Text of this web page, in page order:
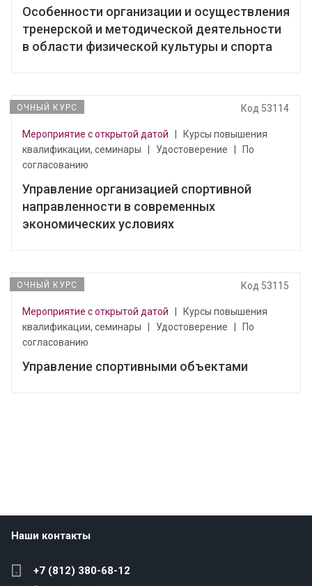
Особенности организации и осуществления
тренерской и методической деятельности
в области физической культуры и спорта
ОЧНЫЙ КУРС Код 53114
Мероприятие с открытой датой
Курсы повышения
квалификации, семинары
Удостоверение
По
согласованию
Управление организацией спортивной
направленности в современных
экономических условиях
ОЧНЫЙ КУРС Код 53115
Мероприятие с открытой датой
Курсы повышения
квалификации, семинары
Удостоверение
По
согласованию
Управление спортивными объектами
Наши контакты
+7 (812) 380-68-12